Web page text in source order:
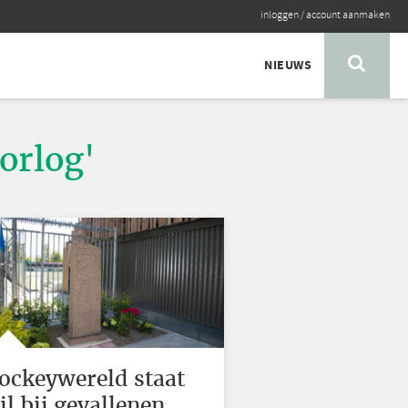
inloggen/account aanmaken
NIEUWS
staat